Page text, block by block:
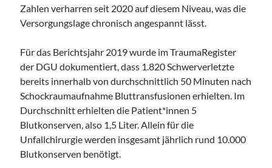
Zahlen verharren seit 2020 auf diesem Niveau, was die
Versorgungslage chronisch angespannt lässt.
Für das Berichtsjahr 2019 wurde im TraumaRegister
der DGU dokumentiert, dass 1.820 Schwerverletzte
bereits innerhalb von durchschnittlich 50 Minuten nach
Schockraumaufnahme Bluttransfusionen erhielten. Im
Durchschnitt erhielten die Patient*innen 5
Blutkonserven, also 1,5 Liter. Allein für die
Unfallchirurgie werden insgesamt jährlich rund 10.000
Blutkonserven benötigt.